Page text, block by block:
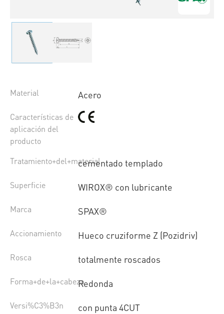
Material Acero
Características de
aplicación del
producto
Tratamiento+del+materialcementado templado
Superficie WIROX® con lubricante
Marca SPAX®
Accionamiento Hueco cruziforme Z (Pozidriv)
Rosca totalmente roscados
Forma+de+la+cabezaRedonda
Versi%C3%B3n con punta 4CUT